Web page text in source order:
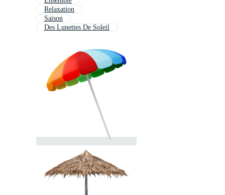
Relaxation
Saison
Des Lunettes De Soleil